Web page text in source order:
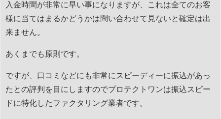
入金時間が非常に早い事になりますが、これは全てのお客
様に当てはまるかどうかは問い合わせて見ないと確定は出
来ません。
あくまでも原則です。
ですが、口コミなどにも非常にスピーディーに振込があっ
たとの評判を目にしますのでプロテクトワンは振込スピー
ドに特化したファクタリング業者です。